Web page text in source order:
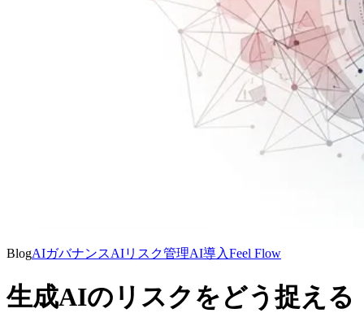
BlogAIガバナンスAIリスク管理AI導入Feel Flow
生成AIのリスクをどう捉える